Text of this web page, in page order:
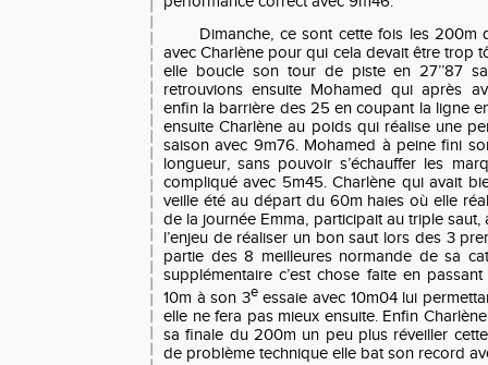
Dimanche, ce sont cette fois les 200m
avec Charlène pour qui cela devait être trop
elle boucle son tour de piste en 27’’87
retrouvions ensuite Mohamed qui après
enfin la barrière des 25 en coupant la ligne
ensuite Charlène au poids qui réalise une
saison avec 9m76. Mohamed à peine fini
longueur, sans pouvoir s’échauffer les
compliqué avec 5m45. Charlène qui avait
veille été au départ du 60m haies où elle
de la journée Emma, participait au triple
l’enjeu de réaliser un bon saut lors des 3
partie des 8 meilleures normande de sa
supplémentaire c’est chose faite en
10m à son 3eessaie avec 10m04 lui
elle ne fera pas mieux ensuite. Enfin
sa finale du 200m un peu plus réveiller
de problème technique elle bat son record